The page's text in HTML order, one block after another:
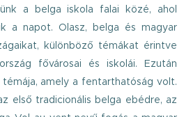
a belga iskola falai közé, ahol
a napot. Olasz, belga és magyar
különböző témákat érintve
fővárosai és iskolái. Ezután
amely a fentarthatóság volt.
első tradicionális belga ebédre, az